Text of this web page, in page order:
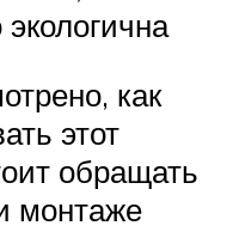
как
этот
обращать
монтаже